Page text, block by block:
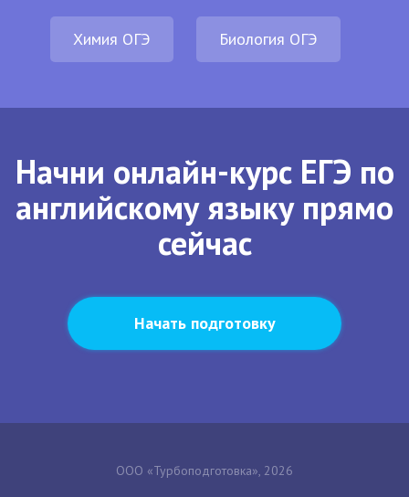
Химия ОГЭ Биология ОГЭ
Начни онлайн-курс ЕГЭ по
английскому языку прямо
сейчас
Начать подготовку
ООО «Турбоподготовка», 2026